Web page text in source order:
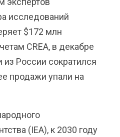
исследований
$172 млн
CREA, в декабре
России сократился
продажи упали на
(IEA), к 2030 году